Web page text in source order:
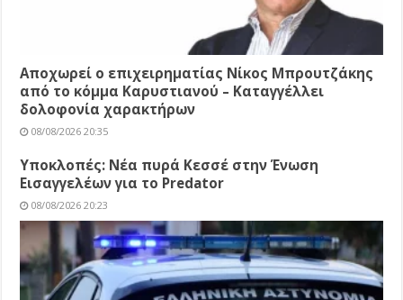
Αποχωρεί ο επιχειρηματίας Νίκος Μπρουτζάκης
από το κόμμα Καρυστιανού – Καταγγέλλει
δολοφονία χαρακτήρων
08/08/2026 20:35
Υποκλοπές: Νέα πυρά Κεσσέ στην Ένωση
Εισαγγελέων για το Predator
08/08/2026 20:23